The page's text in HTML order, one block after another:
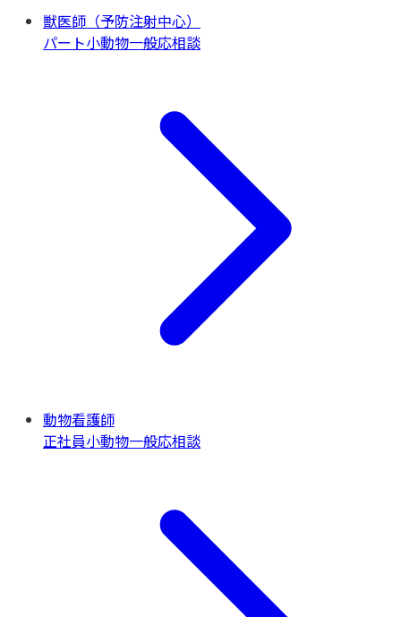
獣医師（予防注射中心）
パート小動物一般応相談
動物看護師
正社員小動物一般応相談